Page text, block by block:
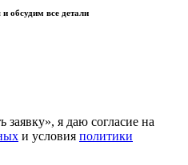
обсудим все детали
я даю согласие на
и условия политики